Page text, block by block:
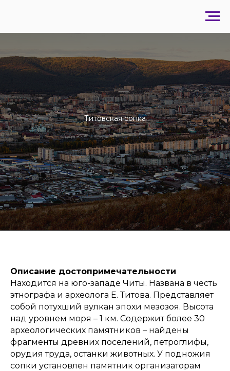
Титовская сопка
Описание достопримечательности
Находится на юго-западе Читы. Названа в честь
этнографа и археолога Е. Титова. Представляет
собой потухший вулкан эпохи мезозоя. Высота
над уровнем моря – 1 км. Содержит более 30
археологических памятников – найдены
фрагменты древних поселений, петроглифы,
орудия труда, останки животных. У подножия
сопки установлен памятник организаторам